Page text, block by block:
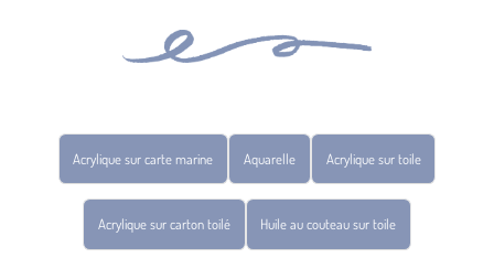
Acrylique sur carte marine Aquarelle Acrylique sur toile
Acrylique sur carton toilé Huile au couteau sur toile